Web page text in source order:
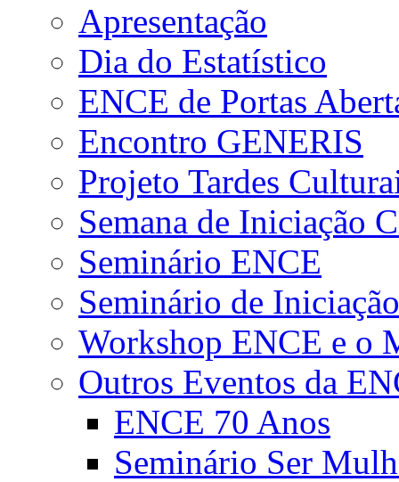
Apresentação
Dia do Estatístico
ENCE de Portas
Encontro GENERIS
Projeto Tardes
Semana de Iniciação
Seminário ENCE
Seminário de
Workshop ENCE e o
Outros Eventos da
ENCE 70 Anos
Seminário Ser